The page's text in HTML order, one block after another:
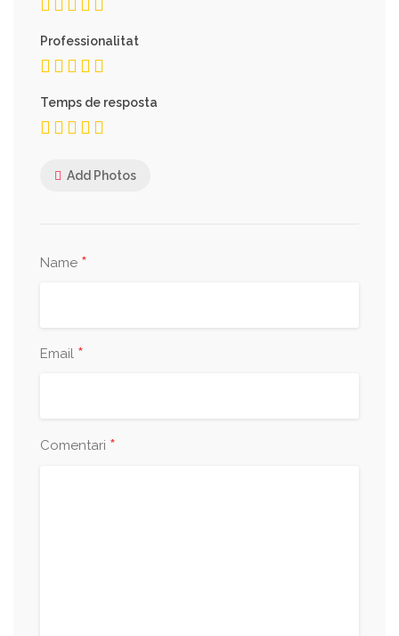
Professionalitat
Temps de resposta
Add Photos
Name *
Email *
Comentari *